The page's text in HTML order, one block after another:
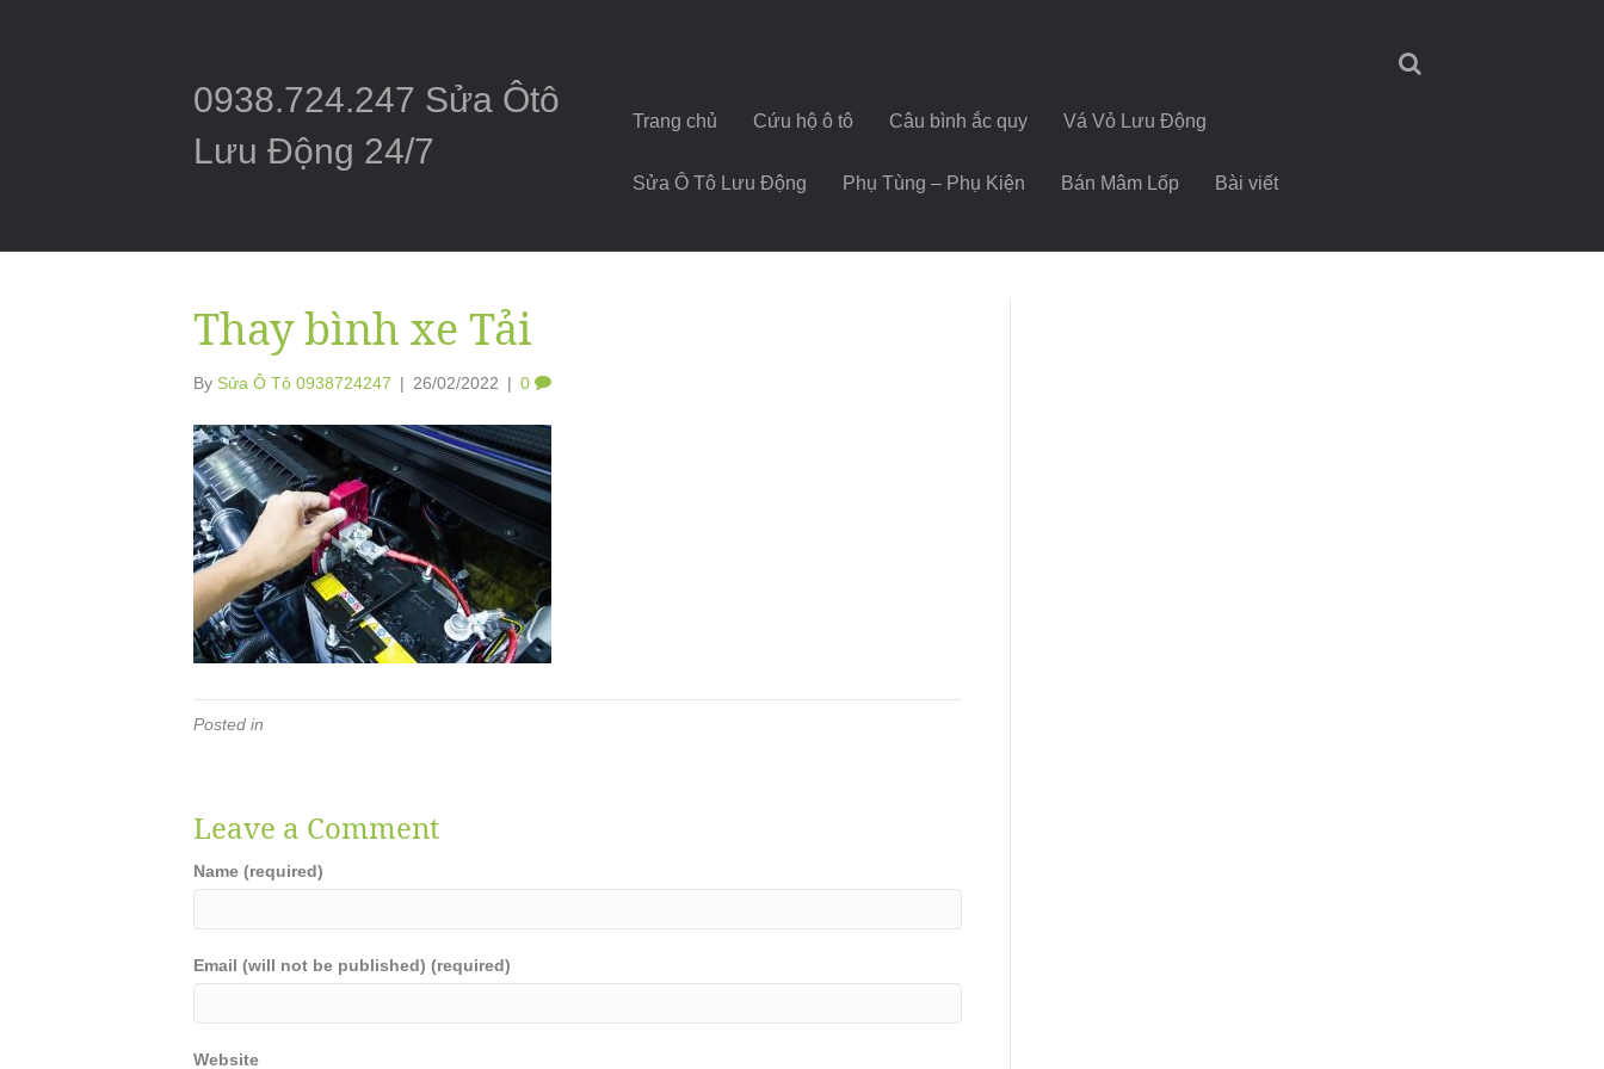
0938.724.247 Sửa Ôtô
Lưu Động 24/7
Trang chủ Cứu hộ ô tô Câu bình ắc quy Vá Vỏ Lưu Động
Sửa Ô Tô Lưu Động Phụ Tùng – Phụ Kiện Bán Mâm Lốp Bài viết
Thay bình xe Tải
By Sửa Ô Tô 0938724247 | 26/02/2022 | 0
Posted in
Leave a Comment
Name (required)
Email (will not be published) (required)
Website